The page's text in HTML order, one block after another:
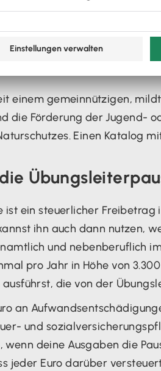
sind unter anderem
mildtätige oder
einem gemeinnützigen,
die Förderung der Jugend-
Einen Katalog
ist ein steuerlicher Freibetrag
ihn auch dann nutzen,
und nebenberuflich
pro Jahr in Höhe von
die von der
an
und
wenn deine Ausgaben die
jeder Euro darüber